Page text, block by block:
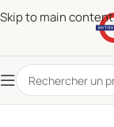
Skip to main content